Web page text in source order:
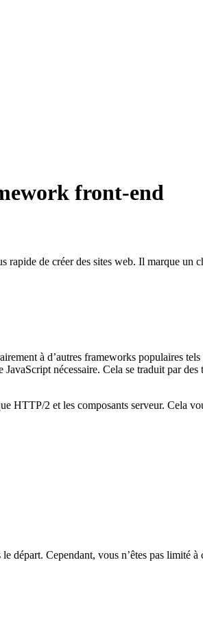
front-end
de créer des sites web. Il marque un
à d’autres frameworks populaires
nécessaire. Cela se traduit par
HTTP/2 et les composants serveur. Cela
départ. Cependant, vous n’êtes pas limité